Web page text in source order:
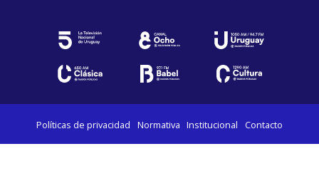
Políticas de privacidad Normativa Institucional Contacto